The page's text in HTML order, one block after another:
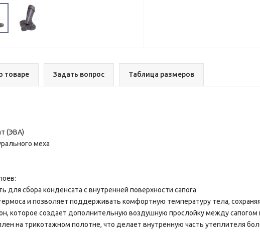
товаре Задать вопрос Таблица размеров
(ЭВА)
меха
для сбора конденсата с внутренней поверхности сапога
и позволяет поддерживать комфортную температуру тела,
которое создает дополнительную воздушную прослойку между сапогом
на трикотажном полотне, что делает внутренную часть утеплителя